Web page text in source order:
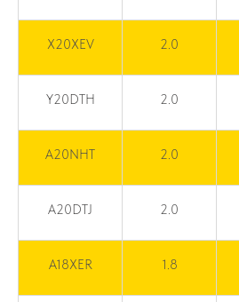
X20XEV 2.0
Y20DTH 2.0
A20NHT 2.0
A20DTJ 2.0
A18XER 1.8